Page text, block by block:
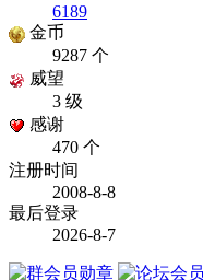
6189
金币
9287 个
威望
3 级
感谢
470 个
注册时间
2008-8-8
最后登录
2026-8-7